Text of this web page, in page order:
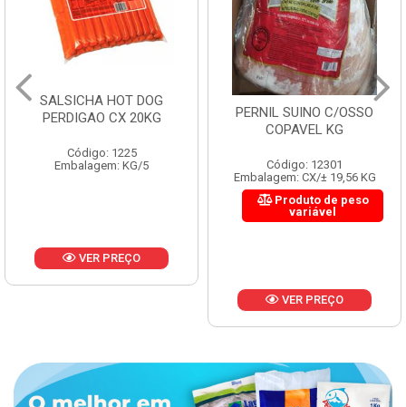
SALSICHA HOT DOG
PERDIGAO CX 20KG
Código: 1225
Embalagem: KG/5
VER PREÇO
PERNIL SUINO C/OSSO
COPAVEL KG
Código: 12301
Embalagem: CX/± 19,56 KG
Produto de peso
variável
VER PREÇO